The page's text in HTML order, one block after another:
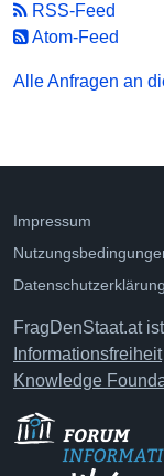
RSS-Feed
Atom-Feed
Alle Anfragen an
Impressum
Datenschutzerklärung
FragDenStaat.at
Informationsfreiheit
Knowledge